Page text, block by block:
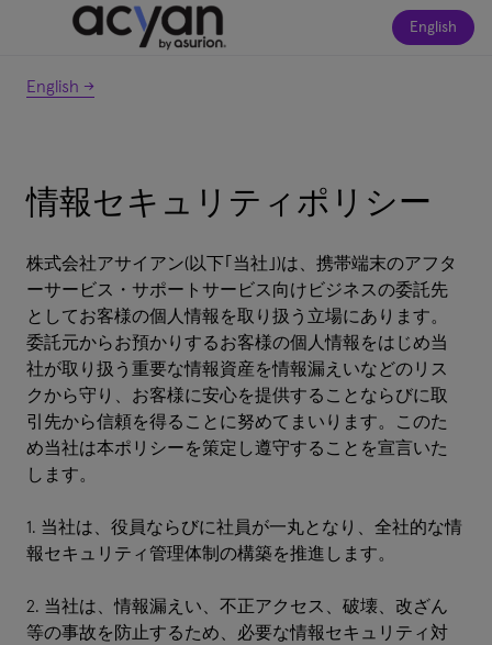
English
English ->
情報セキュリティポリシー
株式会社アサイアン(以下｢当社｣)は、携帯端末のアフタ
ーサービス・サポートサービス向けビジネスの委託先
としてお客様の個人情報を取り扱う立場にあります。
委託元からお預かりするお客様の個人情報をはじめ当
社が取り扱う重要な情報資産を情報漏えいなどのリス
クから守り、お客様に安心を提供することならびに取
引先から信頼を得ることに努めてまいります。このた
め当社は本ポリシーを策定し遵守することを宣言いた
します。
1. 当社は、役員ならびに社員が一丸となり、全社的な情
報セキュリティ管理体制の構築を推進します。
2. 当社は、情報漏えい、不正アクセス、破壊、改ざん
等の事故を防止するため、必要な情報セキュリティ対